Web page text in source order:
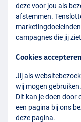
deze voor jou als
afstemmen.
campagnes die jij
Cookies accepteren
Jij als
wij mogen
Dit kan je doen door
een pagina bij ons
deze pagina.